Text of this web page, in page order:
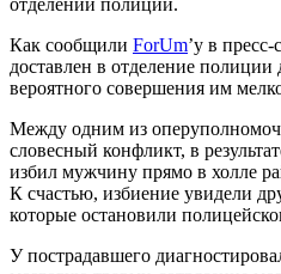
Как сообщили ForUm’у в
доставлен в отделение полиции
вероятного совершения им
Между одним из
словесный конфликт, в
избил мужчину прямо в холле
К счастью, избиение увидели
которые остановили
У пострадавшего